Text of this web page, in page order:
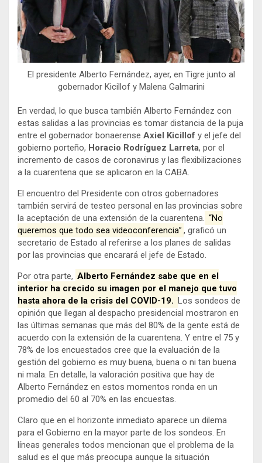
El presidente Alberto Fernández, ayer, en Tigre junto al
gobernador Kicillof y Malena Galmarini
En verdad, lo que busca también Alberto Fernández con
estas salidas a las provincias es tomar distancia de la puja
entre el gobernador bonaerense Axiel Kicillof y el jefe del
gobierno porteño, Horacio Rodríguez Larreta, por el
incremento de casos de coronavirus y las flexibilizaciones
a la cuarentena que se aplicaron en la CABA.
El encuentro del Presidente con otros gobernadores
también servirá de testeo personal en las provincias sobre
la aceptación de una extensión de la cuarentena.
“No
queremos que todo sea videoconferencia” , graficó un
secretario de Estado al referirse a los planes de salidas
por las provincias que encarará el jefe de Estado.
Por otra parte, Alberto Fernández sabe que en el
interior ha crecido su imagen por el manejo que tuvo
hasta ahora de la crisis del COVID-19. Los sondeos de
opinión que llegan al despacho presidencial mostraron en
las últimas semanas que más del 80% de la gente está de
acuerdo con la extensión de la cuarentena. Y entre el 75 y
78% de los encuestados cree que la evaluación de la
gestión del gobierno es muy buena, buena o ni tan buena
ni mala. En detalle, la valoración positiva que hay de
Alberto Fernández en estos momentos ronda en un
promedio del 60 al 70% en las encuestas.
Claro que en el horizonte inmediato aparece un dilema
para el Gobierno en la mayor parte de los sondeos. En
líneas generales todos mencionan que el problema de la
salud es el que más preocupa aunque la situación